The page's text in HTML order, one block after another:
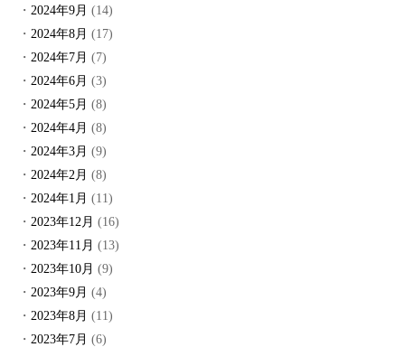
2024年9月 (14)
2024年8月 (17)
2024年7月 (7)
2024年6月 (3)
2024年5月 (8)
2024年4月 (8)
2024年3月 (9)
2024年2月 (8)
2024年1月 (11)
2023年12月 (16)
2023年11月 (13)
2023年10月 (9)
2023年9月 (4)
2023年8月 (11)
2023年7月 (6)